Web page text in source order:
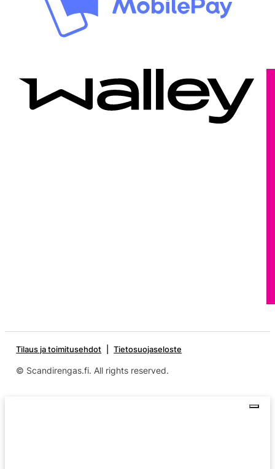
Tilaus ja toimitusehdot Tietosuojaseloste
© Scandirengas.fi. All rights reserved.